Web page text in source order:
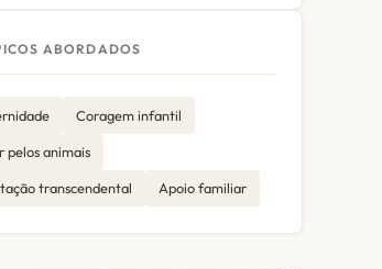
ABORDADOS
Coragem infantil
pelos animais
transcendental Apoio familiar